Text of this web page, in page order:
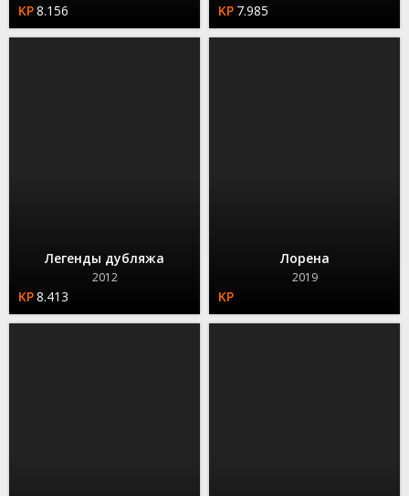
8.156 7.985
Легенды дубляжа
2012
8.413
Лорена
2019